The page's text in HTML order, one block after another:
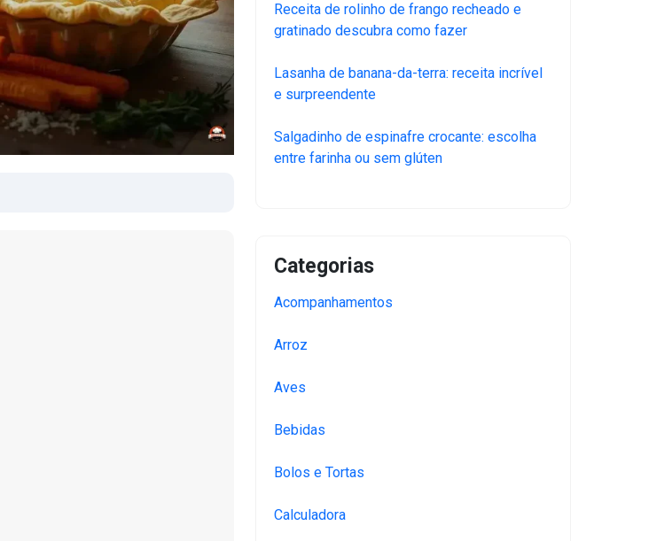
Receita de rolinho de frango recheado e
gratinado descubra como fazer
Lasanha de banana-da-terra: receita incrível
e surpreendente
Salgadinho de espinafre crocante: escolha
entre farinha ou sem glúten
Categorias
Acompanhamentos
Arroz
Aves
Bebidas
Bolos e Tortas
Calculadora